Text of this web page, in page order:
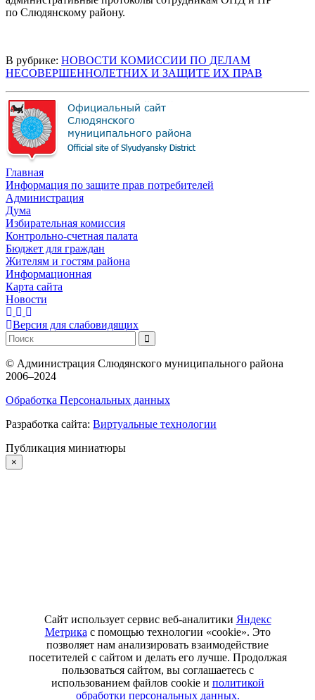
по Слюдянскому району.
В рубрике: НОВОСТИ КОМИССИИ ПО ДЕЛАМ
НЕСОВЕРШЕННОЛЕТНИХ И ЗАЩИТЕ ИХ ПРАВ
Главная
Информация по защите прав потребителей
Администрация
Дума
Избирательная комиссия
Контрольно-счетная палата
Бюджет для граждан
Жителям и гостям района
Информационная
Карта сайта
Новости
Версия для слабовидящих
© Администрация Слюдянского муниципального района
2006–2024
Обработка Персональных данных
Разработка сайта: Виртуальные технологии
Публикация миниатюры
×
Сайт использует сервис веб-аналитики Яндекс
Метрика с помощью технологии «cookie». Это
позволяет нам анализировать взаимодействие
посетителей с сайтом и делать его лучше. Продолжая
пользоваться сайтом, вы соглашаетесь с
использованием файлов cookie и политикой
обработки персональных данных.